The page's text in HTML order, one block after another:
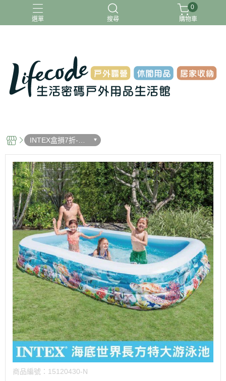
選單 搜尋
ADAMOUTDOOR G-PLUS INTEX
MOVELIFE
樂活不露
0
購物車
INTEX盒損7折-全
新福利品
商品編號： 15120430-N